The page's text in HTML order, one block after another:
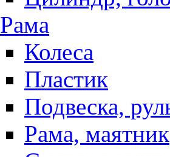
Рама
Колеса
Пластик
Подвеска,
Рама, маятник